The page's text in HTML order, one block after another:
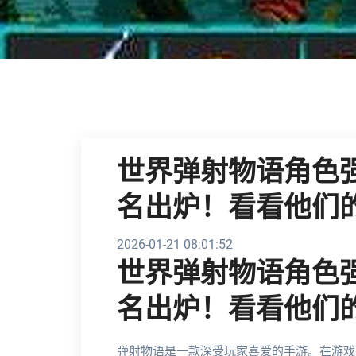
世界弹射物语角色
名出炉！看看他们
2026-01-21 08:01:52
世界弹射物语角色
名出炉！看看他们
弹射物语是一款深受玩家喜爱的手游。在游